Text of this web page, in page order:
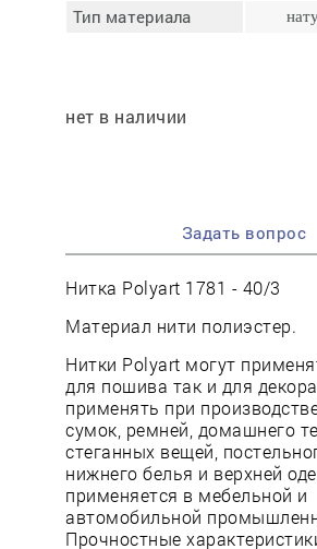
Тип материала
нет в наличии
Задать вопрос
Нитка Polyart 1781 - 40/3
Материал нити полиэстер.
Нитки Polyart могут
для пошива так и для
применять при
сумок, ремней, домашнего
стеганных вещей,
нижнего белья и верхней
применяется в мебельной и
автомобильной
Прочностные